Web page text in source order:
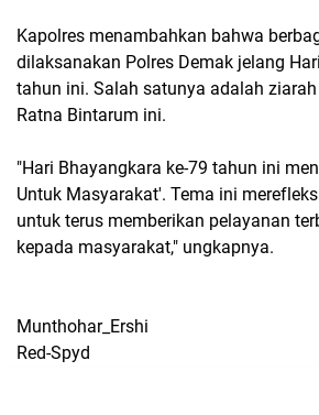
Kapolres menambahkan bahwa
dilaksanakan Polres Demak jelang
tahun ini. Salah satunya adalah
Ratna Bintarum ini.
"Hari Bhayangkara ke-79 tahun ini
Untuk Masyarakat'. Tema ini
untuk terus memberikan pelayanan
kepada masyarakat," ungkapnya.
Munthohar_Ershi
Red-Spyd